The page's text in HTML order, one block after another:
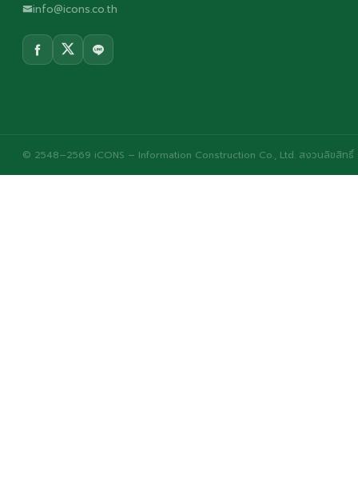
info@icons.co.th
© 2548–2569 iCONS – Information Construction Co., Ltd. สงวนลิขสิทธิ์